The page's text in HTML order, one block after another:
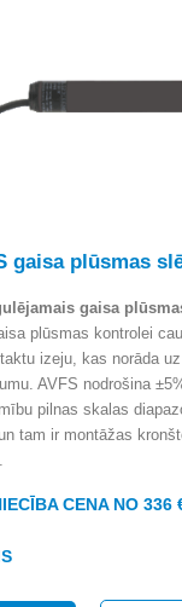
gaisa plūsmas
gaisa
plūsmas kontrolei
izeju, kas norāda
AVFS nodrošina
pilnas skalas
tam ir montāžas
CENA NO 336